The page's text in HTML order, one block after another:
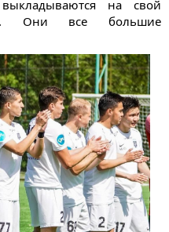
на свой
Они все большие